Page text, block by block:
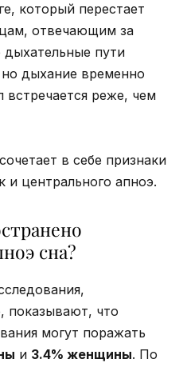
который перестает
отвечающим за
пути
дыхание временно
встречается реже, чем
сочетает в себе признаки
и центрального апноэ.
сна?
показывают, что
могут поражать
и 3.4% женщины. По